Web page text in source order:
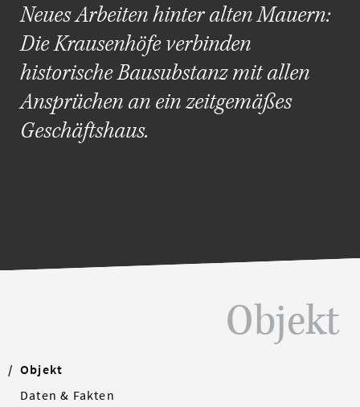
Neues Arbeiten hinter alten Mauern:
Die Krausenhöfe verbinden
historische Bausubstanz mit allen
Ansprüchen an ein zeitgemäßes
Geschäftshaus.
Objekt
Daten & Fakten
Objekt